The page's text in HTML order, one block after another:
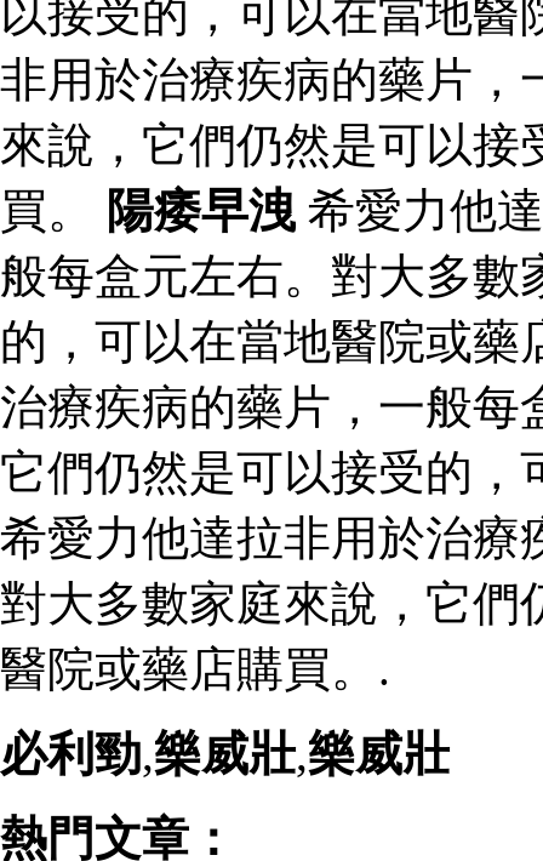
以接受的，可以在當地
非用於治療疾病的藥片，
來說，它們仍然是可以
買。
陽痿早洩 希愛力他
般每盒元左右。對大多數
的，可以在當地醫院或
治療疾病的藥片，一般每
它們仍然是可以接受的，
希愛力他達拉非用於治療
對大多數家庭來說，它們
醫院或藥店購買。.
必利勁,樂威壯,樂威壯
熱門文章：